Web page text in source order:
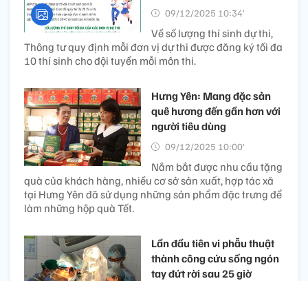
09/12/2025 10:34’
Về số lượng thí sinh dự thi,
Thông tư quy định mỗi đơn vị dự thi được đăng ký tối đa
10 thí sinh cho đội tuyển mỗi môn thi.
Hưng Yên: Mang đặc sản
quê hương đến gần hơn với
người tiêu dùng
09/12/2025 10:00’
Nắm bắt được nhu cầu tặng
quà của khách hàng, nhiều cơ sở sản xuất, hợp tác xã
tại Hưng Yên đã sử dụng những sản phẩm đặc trưng để
làm những hộp quà Tết.
Lần đầu tiên vi phẫu thuật
thành công cứu sống ngón
tay đứt rời sau 25 giờ